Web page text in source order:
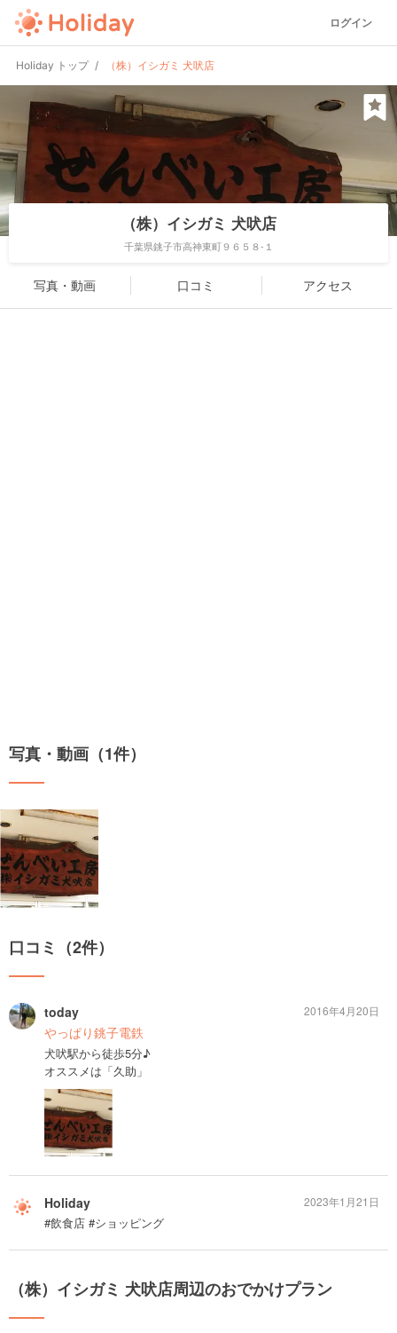
ログイン
Holiday トップ （株）イシガミ 犬吠店
（株）イシガミ 犬吠店
千葉県銚子市高神東町９６５８-１
写真・動画 口コミ アクセス
写真・動画（1件）
口コミ（2件）
today
やっぱり銚子電鉄
犬吠駅から徒歩5分♪
オススメは「久助」
2016年4月20日
Holiday
#飲食店 #ショッピング
2023年1月21日
（株）イシガミ 犬吠店周辺のおでかけプラン